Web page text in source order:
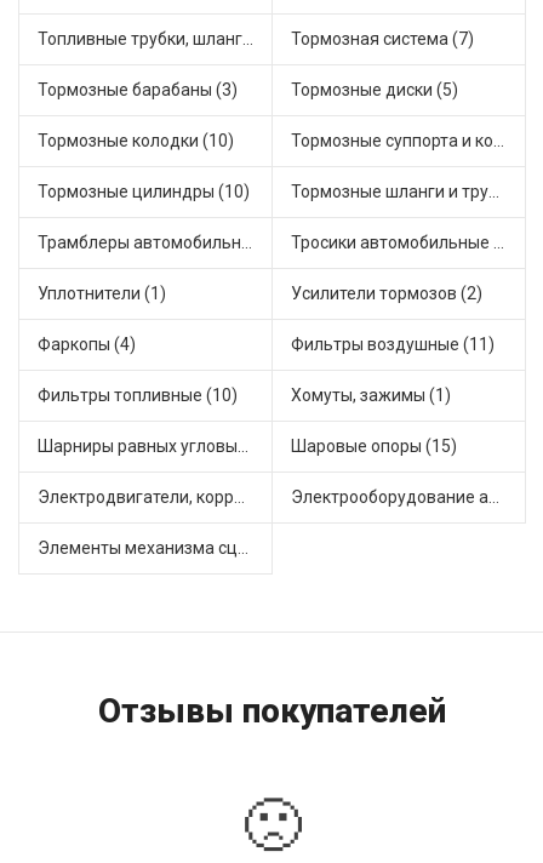
Топливные трубки, шланги, магистрали и рампы (2) Тормозная система (7)
Тормозные барабаны (3) Тормозные диски (5)
Тормозные колодки (10) Тормозные суппорта и комплектующие (2)
Тормозные цилиндры (10) Тормозные шланги и трубки (10)
Трамблеры автомобильные (7) Тросики автомобильные (22)
Уплотнители (1) Усилители тормозов (2)
Фаркопы (4) Фильтры воздушные (11)
Фильтры топливные (10) Хомуты, зажимы (1)
Шарниры равных угловых скоростей, приводные валы (18) Шаровые опоры (15)
Электродвигатели, корректоры и приводы автомобильн (8) Электрооборудование автомобилей (7)
Элементы механизма сцепления (33)
Отзывы покупателей
🙁